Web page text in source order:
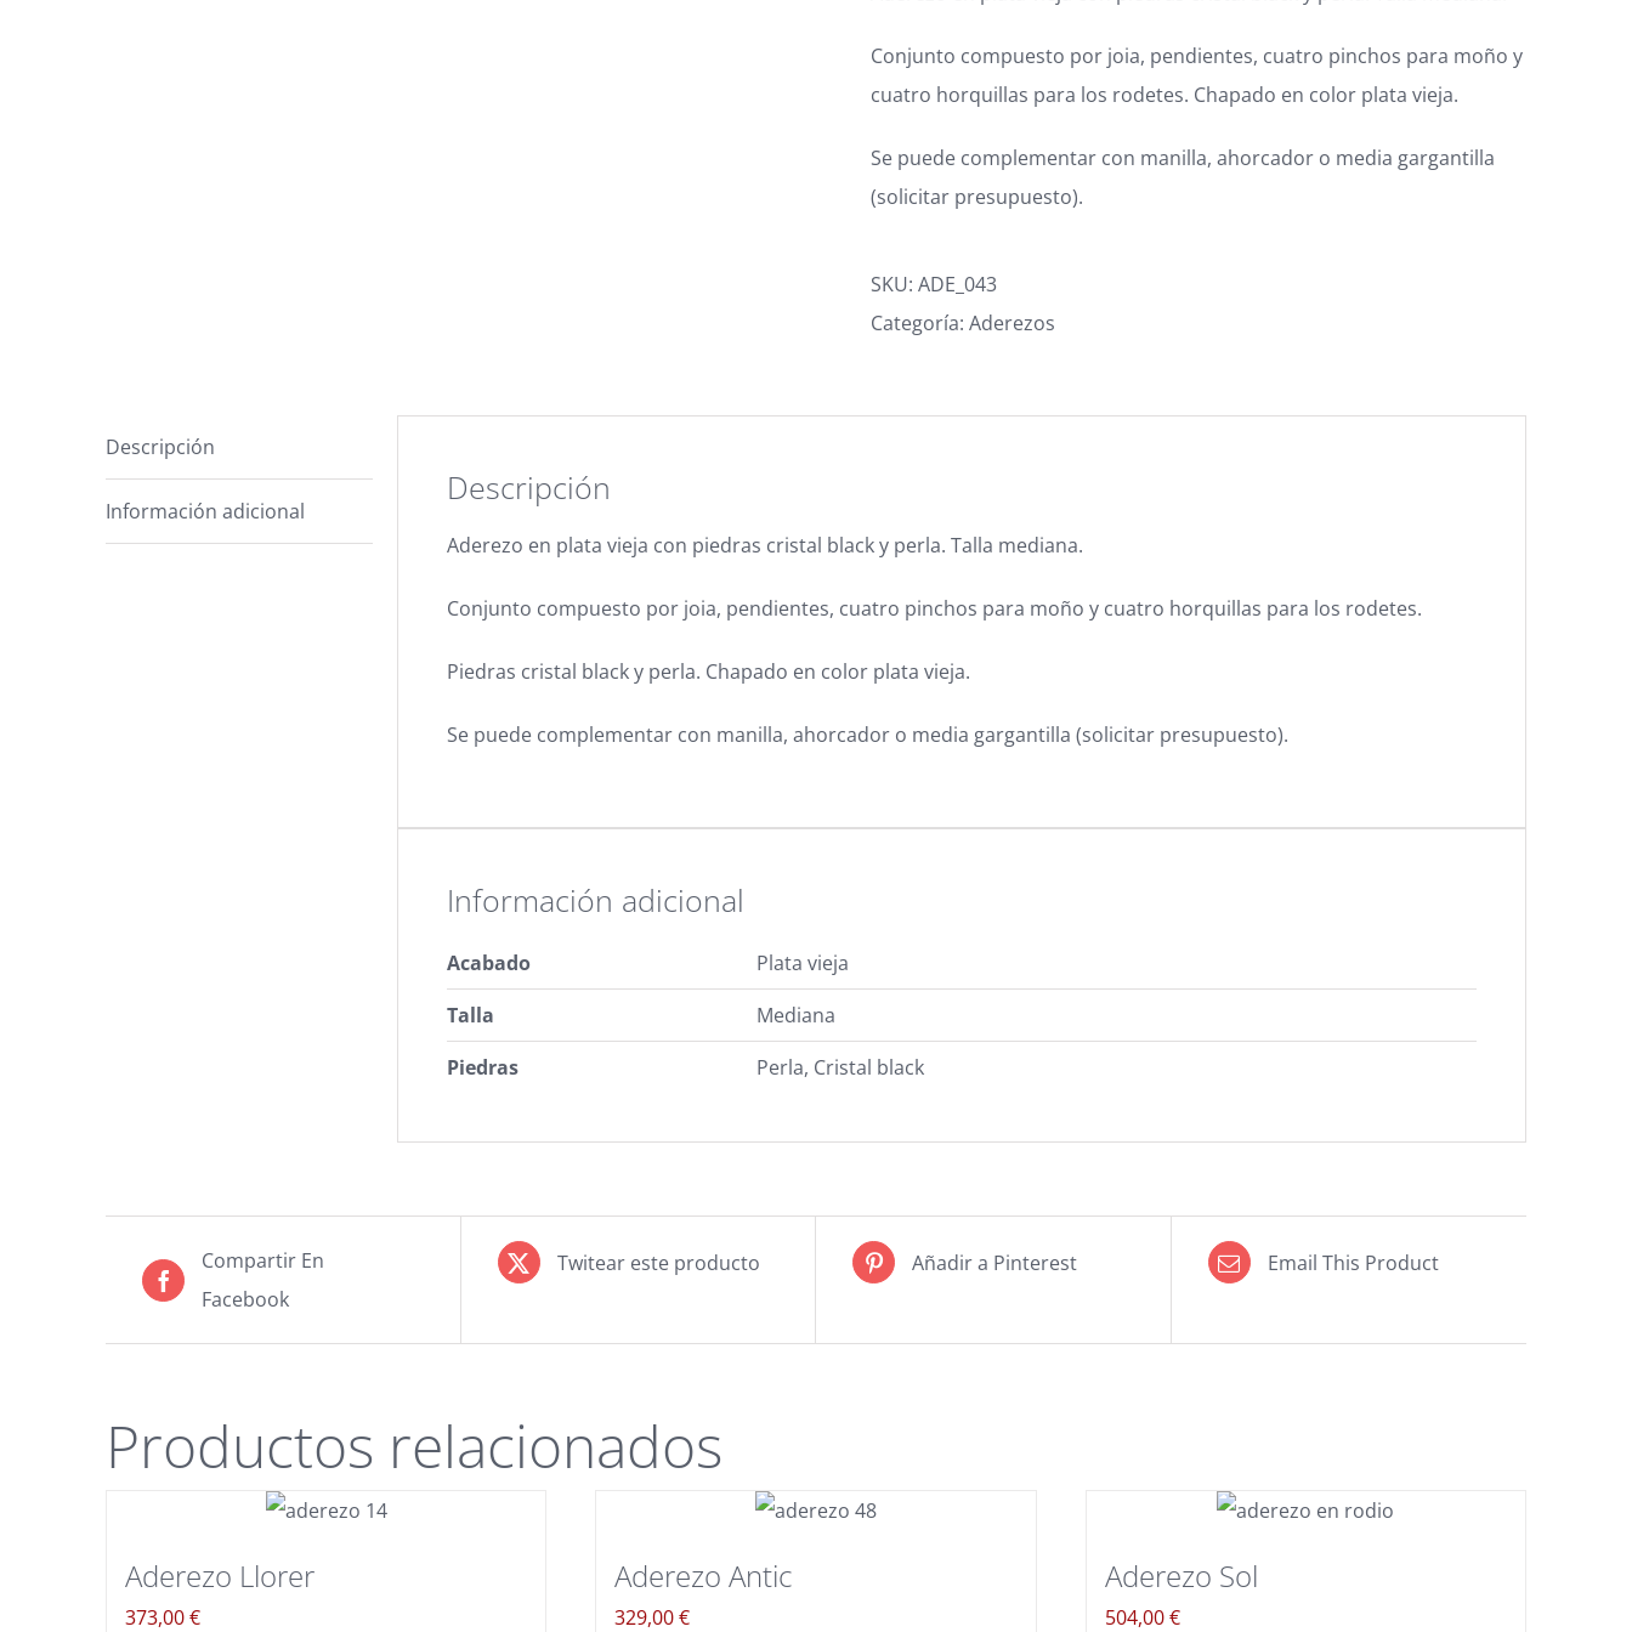
Conjunto compuesto por joia, pendientes, cuatro pinchos para moño y
cuatro horquillas para los rodetes. Chapado en color plata vieja.
Se puede complementar con manilla, ahorcador o media gargantilla
(solicitar presupuesto).
SKU: ADE_043
Categoría: Aderezos
Descripción
Información adicional
Descripción
Aderezo en plata vieja con piedras cristal black y perla. Talla mediana.
Conjunto compuesto por joia, pendientes, cuatro pinchos para moño y cuatro horquillas para los rodetes.
Piedras cristal black y perla. Chapado en color plata vieja.
Se puede complementar con manilla, ahorcador o media gargantilla (solicitar presupuesto).
Información adicional
Acabado
Plata vieja
Talla
Mediana
Piedras
Perla, Cristal black
Compartir En
Facebook
Twitear este producto Añadir a Pinterest Email This Product
Productos relacionados
Aderezo Llorer
373,00€
Aderezo Antic
329,00€
Aderezo Sol
504,00€